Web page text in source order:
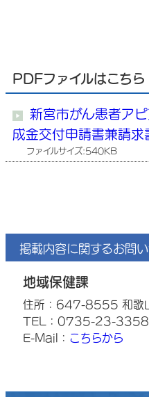
PDFファイルはこちら
新宮市がん患者ア
成金交付申請書兼請求
ファイルサイズ:540KB
掲載内容に関するお問
地域保健課
住所：647-8555 和歌
TEL：0735-23-3358
E-Mail： こちらから